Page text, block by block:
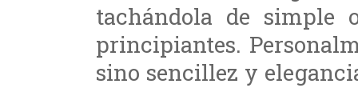
tachándola de simple
principiantes.
sino sencillez y